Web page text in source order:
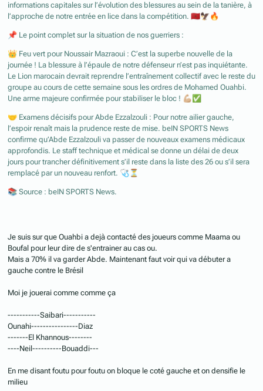
informations capitales sur l’évolution des blessures au sein de la tanière, à
l’approche de notre entrée en lice dans la compétition. 🇲🇦🦅 🔥
📌 Le point complet sur la situation de nos guerriers :
👑 Feu vert pour Noussair Mazraoui : C’est la superbe nouvelle de la
journée ! La blessure à l’épaule de notre défenseur n’est pas inquiétante.
Le Lion marocain devrait reprendre l’entraînement collectif avec le reste du
groupe au cours de cette semaine sous les ordres de Mohamed Ouahbi.
Une arme majeure confirmée pour stabiliser le bloc ! 💪🏼 ✅
🤝 Examens décisifs pour Abde Ezzalzouli : Pour notre ailier gauche,
l’espoir renaît mais la prudence reste de mise. beIN SPORTS News
confirme qu’Abde Ezzalzouli va passer de nouveaux examens médicaux
approfondis. Le staff technique et médical se donne un délai de deux
jours pour trancher définitivement s’il reste dans la liste des 26 ou s’il sera
remplacé par un nouveau renfort. 🩺 ⏳
📚 Source : beIN SPORTS News.
Je suis sur que Ouahbi a dejà contacté des joueurs comme Maama ou
Boufal pour leur dire de s'entrainer au cas ou.
Mais a 70% il va garder Abde. Maintenant faut voir qui va débuter a
gauche contre le Brésil
Moi je jouerai comme comme ça
-----------Saibari-----------
Ounahi----------------Diaz
-------El Khannous--------
----Neil----------Bouaddi---
En me disant foutu pour foutu on bloque le coté gauche et on densifie le
milieu